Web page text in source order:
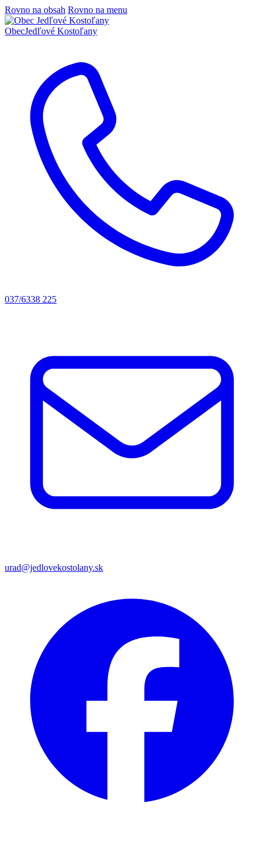
Rovno na obsah Rovno na menu
ObecJedľové Kostoľany
037/6338 225
urad@jedlovekostolany.sk